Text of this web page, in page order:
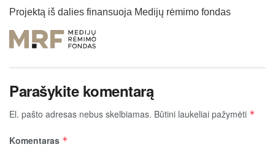
Projektą iš dalies finansuoja Medijų rėmimo fondas
Parašykite komentarą
El. pašto adresas nebus skelbiamas. Būtini laukeliai pažymėti *
Komentaras *